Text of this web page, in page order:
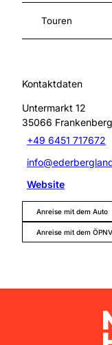
Touren
Kontaktdaten
Untermarkt 12
35066
+49 6451 717672
Website
Anreise mit dem Auto
Anreise mit dem ÖPNV